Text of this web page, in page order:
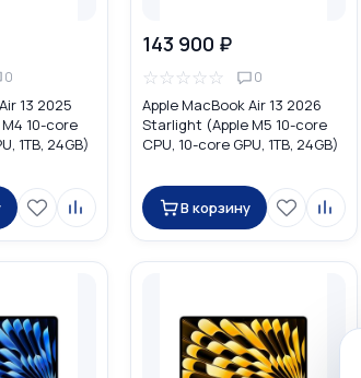
0
13 2025
10-core
1TB, 24GB)
143 900 ₽
☆☆☆☆☆ 0
Apple MacBook Air 13 2026
Starlight (Apple M5 10-core
CPU, 10-core GPU, 1TB, 24GB)
В корзину